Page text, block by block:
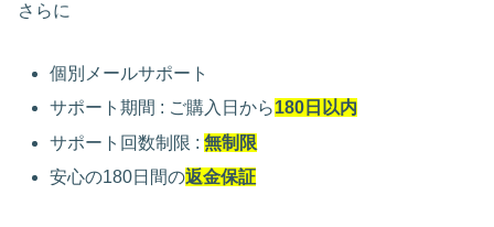
さらに
個別メールサポート
サポート期間 : ご購入日から180日以内
サポート回数制限 :無制限
安心の180日間の返金保証